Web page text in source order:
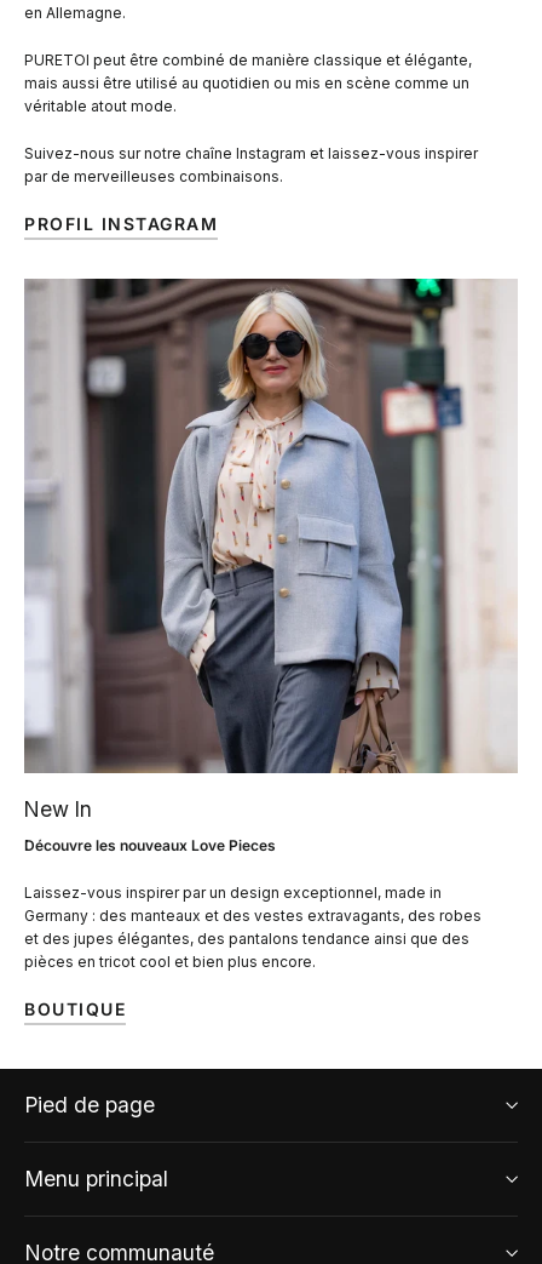
en Allemagne.
PURETOI peut être combiné de manière classique et élégante,
mais aussi être utilisé au quotidien ou mis en scène comme un
véritable atout mode.
Suivez-nous sur notre chaîne Instagram et laissez-vous inspirer
par de merveilleuses combinaisons.
PROFIL INSTAGRAM
New In
Découvre les nouveaux Love Pieces
Laissez-vous inspirer par un design exceptionnel, made in
Germany : des manteaux et des vestes extravagants, des robes
et des jupes élégantes, des pantalons tendance ainsi que des
pièces en tricot cool et bien plus encore.
BOUTIQUE
Pied de page
Menu principal
Notre communauté